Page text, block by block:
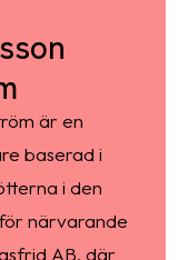
är en
baserad i
i den
närvarande
AB, där